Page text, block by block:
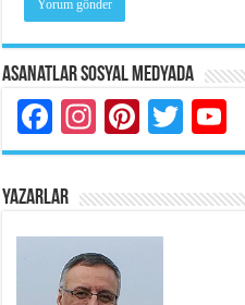
Asanatlar Sosyal Medyada
Facebook
Instagram
YAZARLAR